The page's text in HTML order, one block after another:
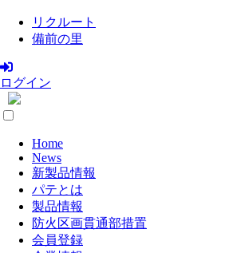
リクルート
備前の里
ログイン
Home
News
新製品情報
パテとは
製品情報
防火区画貫通部措置
会員登録